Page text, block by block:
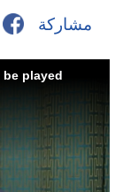
مشاركة
played